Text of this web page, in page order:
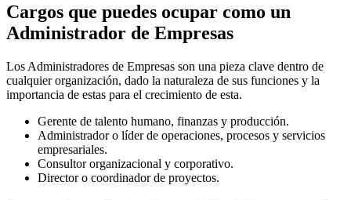
Cargos que puedes ocupar como un
Administrador de Empresas
Los Administradores de Empresas son una pieza clave dentro de
cualquier organización, dado la naturaleza de sus funciones y la
importancia de estas para el crecimiento de esta.
Gerente de talento humano, finanzas y producción.
Administrador o líder de operaciones, procesos y servicios
empresariales.
Consultor organizacional y corporativo.
Director o coordinador de proyectos.